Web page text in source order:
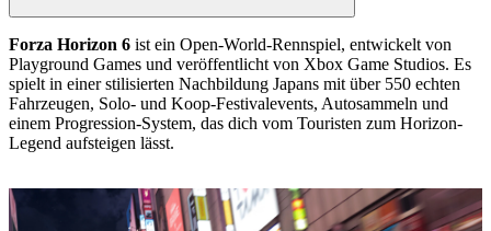
Forza Horizon 6 ist ein Open-World-Rennspiel, entwickelt von
Playground Games und veröffentlicht von Xbox Game Studios. Es
spielt in einer stilisierten Nachbildung Japans mit über 550 echten
Fahrzeugen, Solo- und Koop-Festivalevents, Autosammeln und
einem Progression-System, das dich vom Touristen zum Horizon-
Legend aufsteigen lässt.